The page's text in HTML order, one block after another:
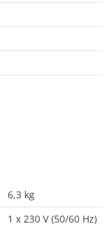
6,3 kg
1 x 230 V (50/60 Hz)